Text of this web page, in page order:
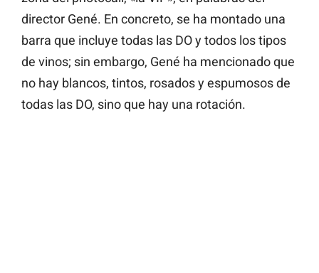
director Gené. En concreto, se ha montado una
barra que incluye todas las DO y todos los tipos
de vinos; sin embargo, Gené ha mencionado que
no hay blancos, tintos, rosados y espumosos de
todas las DO, sino que hay una rotación.